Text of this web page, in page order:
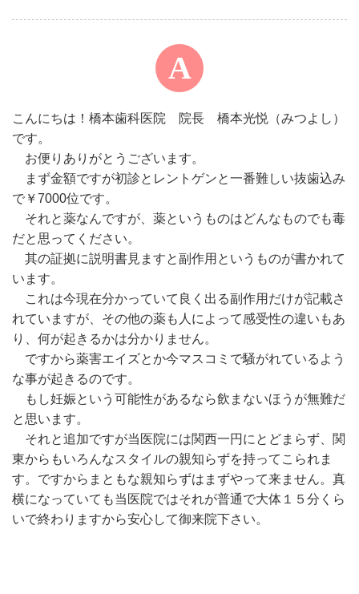
こんにちは！橋本歯科医院 院長 橋本光悦（みつよし）
です。
お便りありがとうございます。
まず金額ですが初診とレントゲンと一番難しい抜歯込み
で￥7000位です。
それと薬なんですが、薬というものはどんなものでも毒
だと思ってください。
其の証拠に説明書見ますと副作用というものが書かれて
います。
これは今現在分かっていて良く出る副作用だけが記載さ
れていますが、その他の薬も人によって感受性の違いもあ
り、何が起きるかは分かりません。
ですから薬害エイズとか今マスコミで騒がれているよう
な事が起きるのです。
もし妊娠という可能性があるなら飲まないほうが無難だ
と思います。
それと追加ですが当医院には関西一円にとどまらず、関
東からもいろんなスタイルの親知らずを持ってこられま
す。ですからまともな親知らずはまずやって来ません。真
横になっていても当医院ではそれが普通で大体１５分くら
いで終わりますから安心して御来院下さい。